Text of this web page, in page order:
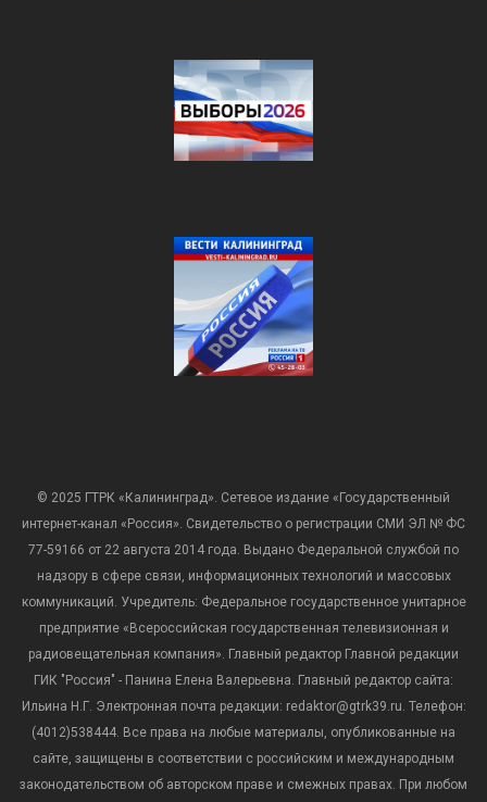
© 2025 ГТРК «Калининград». Сетевое издание «Государственный
интернет-канал «Россия». Свидетельство о регистрации СМИ ЭЛ № ФС
77-59166 от 22 августа 2014 года. Выдано Федеральной службой по
надзору в сфере связи, информационных технологий и массовых
коммуникаций. Учредитель: Федеральное государственное унитарное
предприятие «Всероссийская государственная телевизионная и
радиовещательная компания». Главный редактор Главной редакции
ГИК "Россия" - Панина Елена Валерьевна. Главный редактор сайта:
Ильина Н.Г. Электронная почта редакции: redaktor@gtrk39.ru. Телефон:
(4012)538444. Все права на любые материалы, опубликованные на
сайте, защищены в соответствии с российским и международным
законодательством об авторском праве и смежных правах. При любом